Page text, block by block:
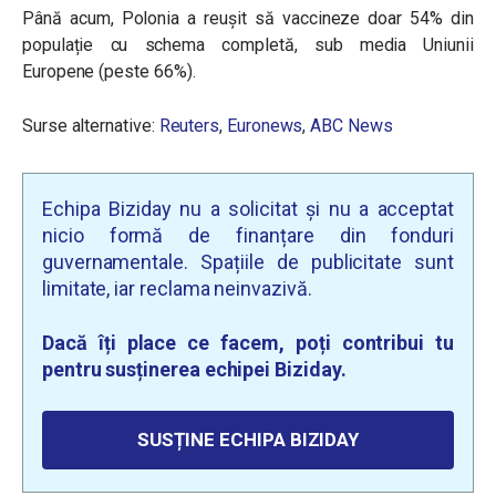
Până acum, Polonia a reușit să vaccineze doar 54% din
populație cu schema completă, sub media Uniunii
Europene (peste 66%).
Surse alternative: Reuters, Euronews,ABC News
Echipa Biziday nu a solicitat și nu a acceptat
nicio formă de finanțare din fonduri
guvernamentale. Spațiile de publicitate sunt
limitate, iar reclama neinvazivă.
Dacă îți place ce facem, poți contribui tu
pentru susținerea echipei Biziday.
SUSȚINE ECHIPA BIZIDAY